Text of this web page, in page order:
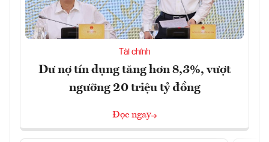
Tài chính
Dư nợ tín dụng tăng hơn 8,3%, vượt
ngưỡng 20 triệu tỷ đồng
Đọc ngay